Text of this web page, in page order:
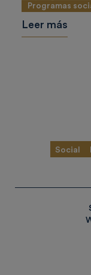
Programas
Leer más
Social